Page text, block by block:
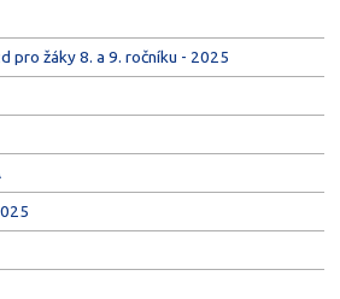
pro žáky 8. a 9. ročníku - 2025